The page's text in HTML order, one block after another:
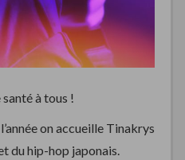
à tous !
on accueille Tinakrys
du hip-hop japonais.